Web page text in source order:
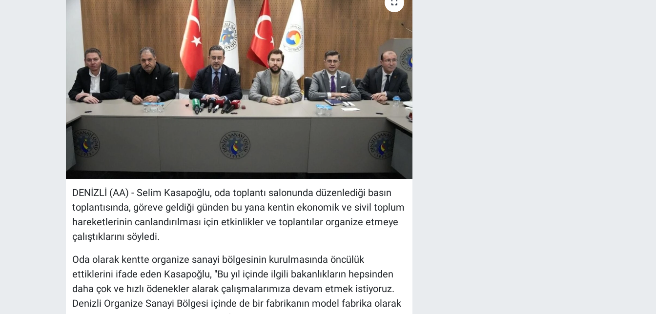
DENİZLİ (AA) - Selim Kasapoğlu, oda toplantı salonunda düzenlediği basın
toplantısında, göreve geldiği günden bu yana kentin ekonomik ve sivil toplum
hareketlerinin canlandırılması için etkinlikler ve toplantılar organize etmeye
çalıştıklarını söyledi.
Oda olarak kentte organize sanayi bölgesinin kurulmasında öncülük
ettiklerini ifade eden Kasapoğlu, "Bu yıl içinde ilgili bakanlıkların hepsinden
daha çok ve hızlı ödenekler alarak çalışmalarımıza devam etmek istiyoruz.
Denizli Organize Sanayi Bölgesi içinde de bir fabrikanın model fabrika olarak